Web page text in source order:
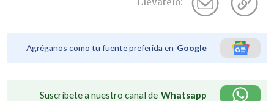
Llévatelo:
Agréganos como tu fuente preferida en Google
Suscríbete a nuestro canal de Whatsapp